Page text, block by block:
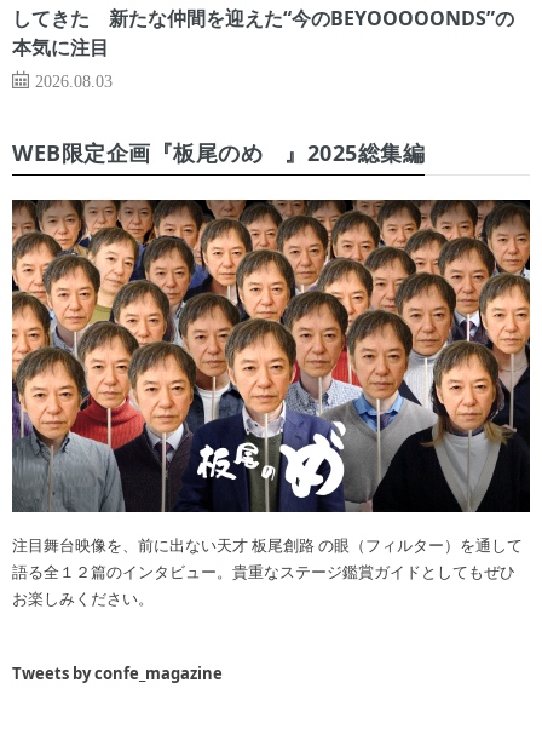
してきた 新たな仲間を迎えた“今のBEYOOOOONDS”の
本気に注目
2026.08.03
WEB限定企画『板尾のめ゙』2025総集編
注目舞台映像を、前に出ない天才 板尾創路 の眼（フィルター）を通して
語る全１２篇のインタビュー。貴重なステージ鑑賞ガイドとしてもぜひ
お楽しみください。
Tweets by confe_magazine